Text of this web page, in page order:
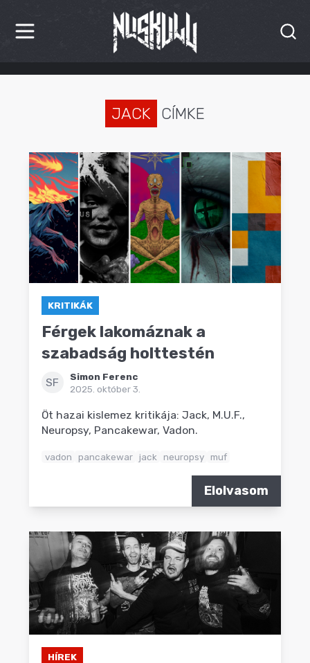
HÍREK
INTERJÚK
PREMIEREK
KULT
MÁSVILÁG
BLOG
JACK CÍMKE
KRITIKÁK
Férgek lakomáznak a
szabadság holttestén
SF
Simon Ferenc
2025. október 3.
Öt hazai kislemez kritikája: Jack, M.U.F.,
Neuropsy, Pancakewar, Vadon.
vadon pancakewar jack neuropsy muf
Elolvasom
HÍREK